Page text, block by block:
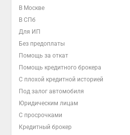
В Москве
В СПб
Для ИП
Без предоплаты
Помощь за откат
Помощь кредитного брокера
С плохой кредитной историей
Под залог автомобиля
Юридическим лицам
С просрочками
Кредитный брокер